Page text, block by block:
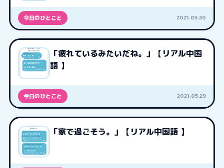
今日のひとこと 2021.05.30
「疲れているみたいだね。」【リアル中国
語 】
今日のひとこと 2021.05.29
「家で過ごそう。」【リアル中国語 】